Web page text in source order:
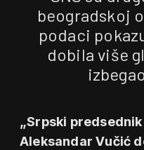
beogradskoj
podaci
dobila više
„Srpski
Aleksandar Vučić